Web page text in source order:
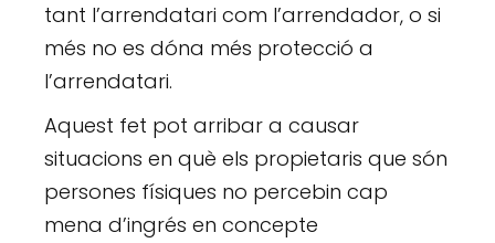
tant l’arrendatari com l’arrendador, o si
més no es dóna més protecció a
l’arrendatari.
Aquest fet pot arribar a causar
situacions en què els propietaris que són
persones físiques no percebin cap
mena d’ingrés en concepte